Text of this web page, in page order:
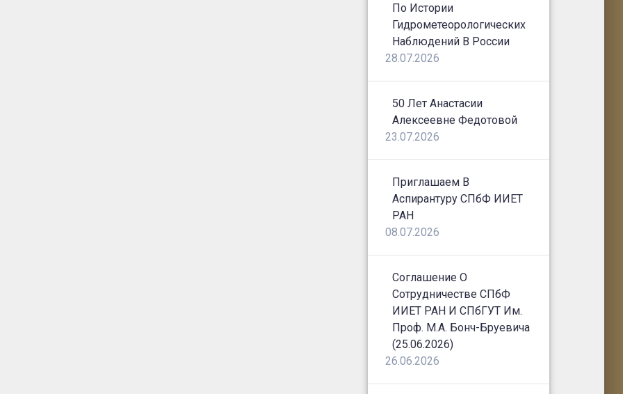
По Истории
Гидрометеорологических
Наблюдений В России
28.07.2026
50 Лет Анастасии
Алексеевне Федотовой
23.07.2026
Приглашаем В
Аспирантуру СПбФ ИИЕТ
РАН
08.07.2026
Соглашение О
Сотрудничестве СПбФ
ИИЕТ РАН И СПбГУТ Им.
Проф. М.А. Бонч-Бруевича
(25.06.2026)
26.06.2026